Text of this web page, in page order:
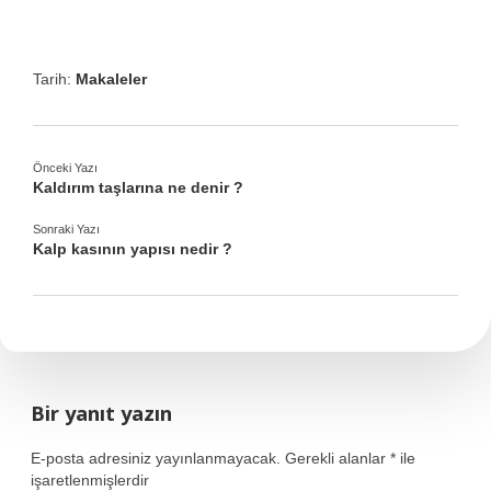
Tarih: Makaleler
Önceki Yazı
Kaldırım taşlarına ne denir ?
Sonraki Yazı
Kalp kasının yapısı nedir ?
Bir yanıt yazın
E-posta adresiniz yayınlanmayacak. Gerekli alanlar * ile
işaretlenmişlerdir